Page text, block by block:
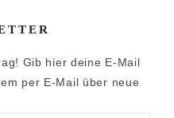
Gib hier deine E-Mail
per E-Mail über neue